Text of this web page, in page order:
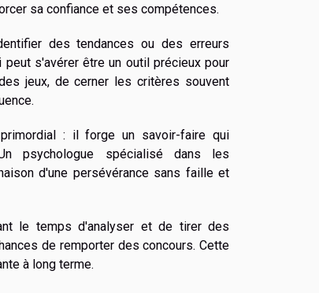
sa confiance et ses compétences.
des tendances ou des erreurs
peut s'avérer être un outil précieux pour
jeux, de cerner les critères souvent
: il forge un savoir-faire qui
psychologue spécialisé dans les
d'une persévérance sans faille et
le temps d'analyser et de tirer des
de remporter des concours. Cette
à long terme.